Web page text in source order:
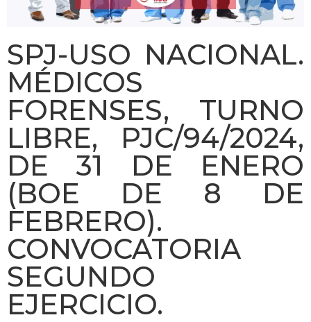
SPJ-USO NACIONAL.
MÉDICOS
FORENSES, TURNO
LIBRE, PJC/94/2024,
DE 31 DE ENERO
(BOE DE 8 DE
FEBRERO).
CONVOCATORIA
SEGUNDO
EJERCICIO.